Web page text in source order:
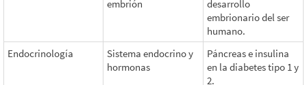
embrión
desarrollo
embrionario del ser
humano.
Endocrinología
Sistema endocrino y
hormonas
Páncreas e insulina
en la diabetes tipo 1 y
2.